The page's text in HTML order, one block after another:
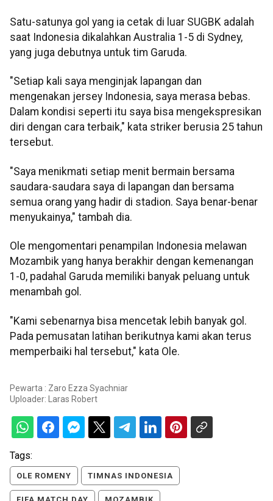
Satu-satunya gol yang ia cetak di luar SUGBK adalah
saat Indonesia dikalahkan Australia 1-5 di Sydney,
yang juga debutnya untuk tim Garuda.
"Setiap kali saya menginjak lapangan dan
mengenakan jersey Indonesia, saya merasa bebas.
Dalam kondisi seperti itu saya bisa mengekspresikan
diri dengan cara terbaik," kata striker berusia 25 tahun
tersebut.
"Saya menikmati setiap menit bermain bersama
saudara-saudara saya di lapangan dan bersama
semua orang yang hadir di stadion. Saya benar-benar
menyukainya," tambah dia.
Ole mengomentari penampilan Indonesia melawan
Mozambik yang hanya berakhir dengan kemenangan
1-0, padahal Garuda memiliki banyak peluang untuk
menambah gol.
"Kami sebenarnya bisa mencetak lebih banyak gol.
Pada pemusatan latihan berikutnya kami akan terus
memperbaiki hal tersebut," kata Ole.
Pewarta : Zaro Ezza Syachniar
Uploader:
Laras Robert
Tags:
OLE ROMENY TIMNAS INDONESIA